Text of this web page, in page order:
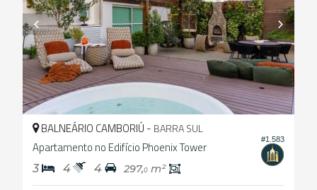
#1.583
BALNEÁRIO CAMBORIÚ - BARRA SUL
Apartamento no Edifício Phoenix Tower
3 4 4 297,0 m²